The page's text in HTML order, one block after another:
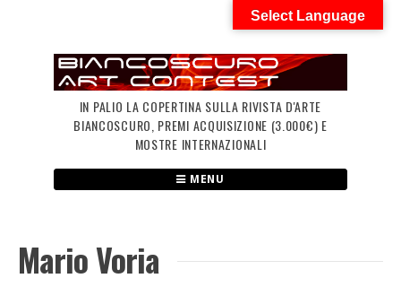
IN PALIO LA COPERTINA SULLA RIVISTA D'ARTE
BIANCOSCURO, PREMI ACQUISIZIONE (3.000€) E
MOSTRE INTERNAZIONALI
MENU
Mario Voria
Select Language